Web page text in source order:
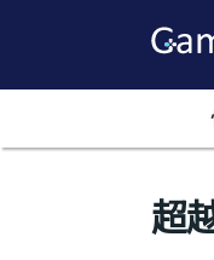
超